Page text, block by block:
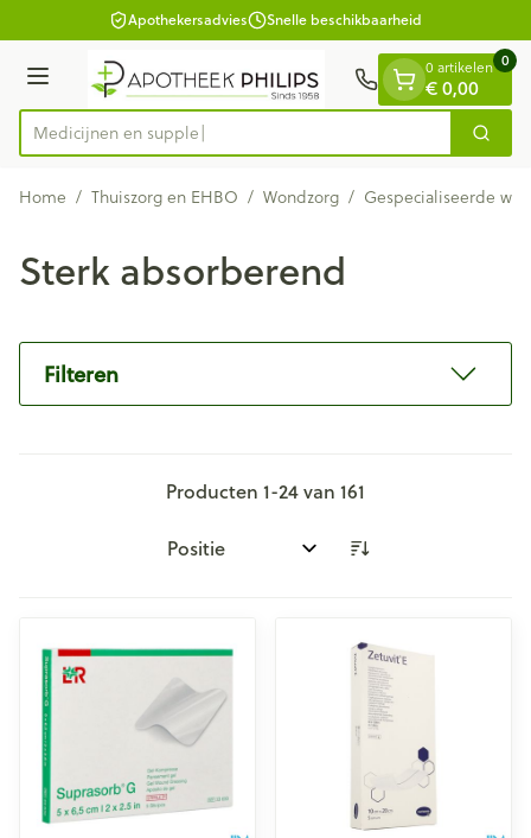
Ga naar de inhoudApothekersadvies Snelle beschikbaarheid
Menu
Product, merk, categorie... Zoek
0 artikelen
€ 0,00
0
Home / Thuiszorg en EHBO / Wondzorg / Gespecialiseerde
Sterk absorberend
Filteren
Producten 1-24van 161
Sorteer op: